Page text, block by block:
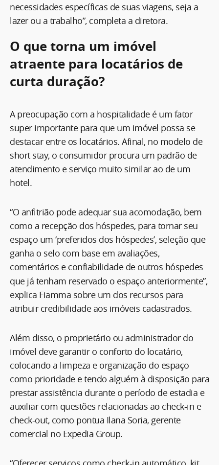
necessidades específicas de suas viagens, seja a
lazer ou a trabalho”, completa a diretora.
O que torna um imóvel
atraente para locatários de
curta duração?
A preocupação com a hospitalidade é um fator
super importante para que um imóvel possa se
destacar entre os locatários. Afinal, no modelo de
short stay, o consumidor procura um padrão de
atendimento e serviço muito similar ao de um
hotel.
“O anfitrião pode adequar sua acomodação, bem
como a recepção dos hóspedes, para tornar seu
espaço um ‘preferidos dos hóspedes’, seleção que
ganha o selo com base em avaliações,
comentários e confiabilidade de outros hóspedes
que já tenham reservado o espaço anteriormente”,
explica Fiamma sobre um dos recursos para
atribuir credibilidade aos imóveis cadastrados.
Além disso, o proprietário ou administrador do
imóvel deve garantir o conforto do locatário,
colocando a limpeza e organização do espaço
como prioridade e tendo alguém à disposição para
prestar assistência durante o período de estadia e
auxiliar com questões relacionadas ao check-in e
check-out, como pontua Ilana Soria, gerente
comercial no Expedia Group.